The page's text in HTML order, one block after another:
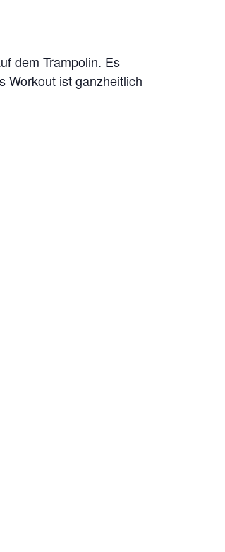
dem Trampolin. Es
Workout ist ganzheitlich